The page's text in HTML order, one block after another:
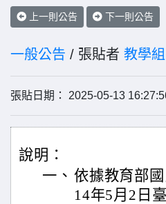
上一則公告 下一則公告
一般公告 / 張貼者 教學
張貼日期： 2025-05-13
說明：
一、 依據教育部
14年5月2日